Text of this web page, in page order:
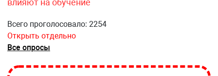
влияют на обучение
Всего проголосовало: 2254
Открыть отдельно
Все опросы